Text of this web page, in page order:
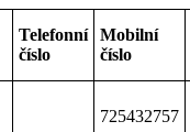
Telefonní
číslo
Mobilní
číslo
725432757